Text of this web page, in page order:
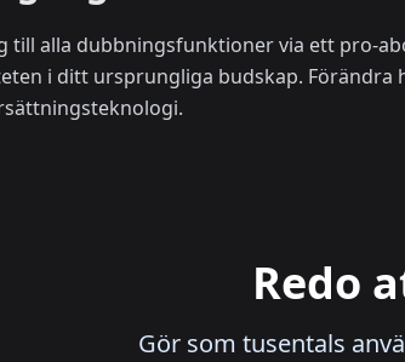
till alla dubbningsfunktioner via ett pro-
i ditt ursprungliga budskap.
Redo
Gör som tusentals